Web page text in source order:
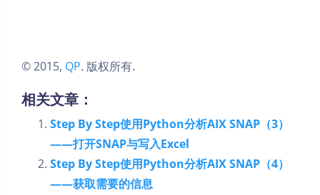
© 2015, QP. 版权所有.
相关文章：
Step By Step使用Python分析AIX SNAP（3）
——打开SNAP与写入Excel
Step By Step使用Python分析AIX SNAP（4）
——获取需要的信息